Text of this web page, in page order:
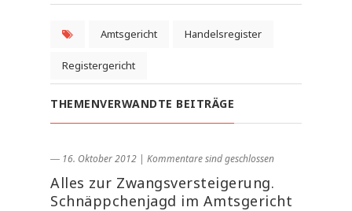
Amtsgericht Handelsregister
Registergericht
THEMENVERWANDTE BEITRÄGE
― 16. Oktober 2012 | Kommentare sind geschlossen
Alles zur Zwangsversteigerung.
Schnäppchenjagd im Amtsgericht